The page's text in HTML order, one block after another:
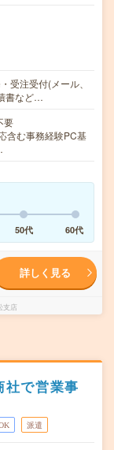
受注受付(メール、
書など…
要
含む事務経験PC基
50代 60代
詳しく見る
支店
社で営業事
派遣